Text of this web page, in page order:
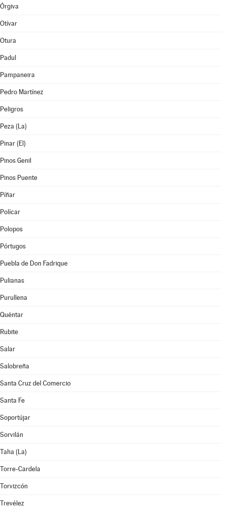
Órgiva
Otívar
Otura
Padul
Pampaneira
Pedro Martínez
Peligros
Peza (La)
Pinar (El)
Pinos Genil
Pinos Puente
Píñar
Polícar
Polopos
Pórtugos
Puebla de Don Fadrique
Pulianas
Purullena
Quéntar
Rubite
Salar
Salobreña
Santa Cruz del Comercio
Santa Fe
Soportújar
Sorvilán
Taha (La)
Torre-Cardela
Torvizcón
Trevélez